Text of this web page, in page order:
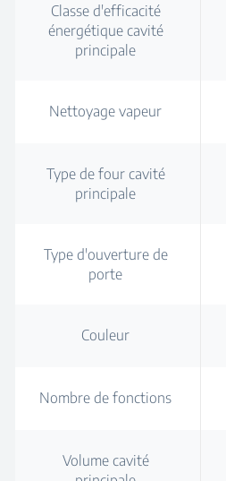
Classe d'efficacité
énergétique cavité
principale
Nettoyage vapeur
Type de four cavité
principale
Type d'ouverture de
porte
Couleur
Nombre de fonctions
Volume cavité